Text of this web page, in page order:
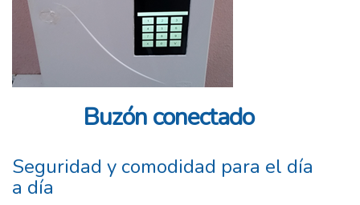
Buzón conectado
Seguridad y comodidad para el día
a día